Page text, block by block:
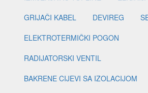
GRIJAČI KABEL
DEVIREG
ELEKTROTERMIČKI POGON
RADIJATORSKI VENTIL
BAKRENE CIJEVI SA IZOLACIJOM